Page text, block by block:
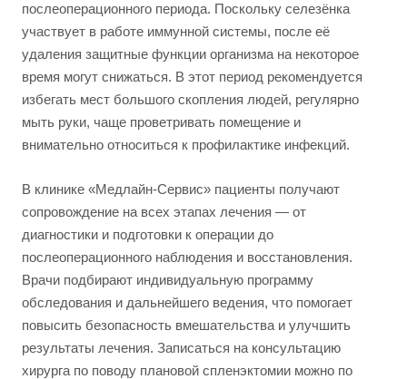
послеоперационного периода. Поскольку селезёнка
участвует в работе иммунной системы, после её
удаления защитные функции организма на некоторое
время могут снижаться. В этот период рекомендуется
избегать мест большого скопления людей, регулярно
мыть руки, чаще проветривать помещение и
внимательно относиться к профилактике инфекций.
В клинике «Медлайн-Сервис» пациенты получают
сопровождение на всех этапах лечения — от
диагностики и подготовки к операции до
послеоперационного наблюдения и восстановления.
Врачи подбирают индивидуальную программу
обследования и дальнейшего ведения, что помогает
повысить безопасность вмешательства и улучшить
результаты лечения. Записаться на консультацию
хирурга по поводу плановой спленэктомии можно по